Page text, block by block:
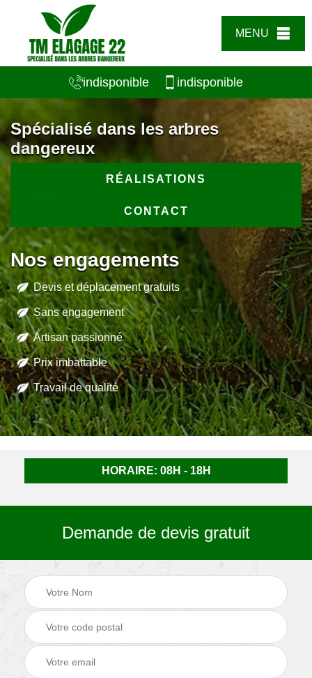
MENU
indisponible indisponible
Spécialisé dans les arbres
dangereux
RÉALISATIONS
CONTACT
Nos engagements
Devis et déplacement gratuits
Sans engagement
Artisan passionné
Prix imbattable
Travail de qualité
HORAIRE: 08H - 18H
Demande de devis gratuit